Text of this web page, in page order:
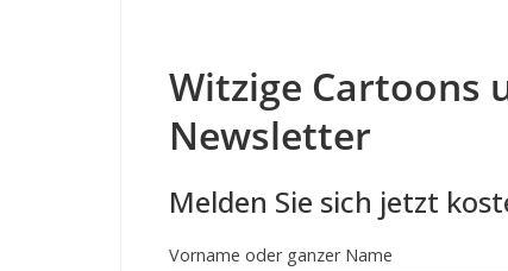
Witzige Cartoons
Newsletter
Melden Sie sich jetzt
Vorname oder ganzer Name